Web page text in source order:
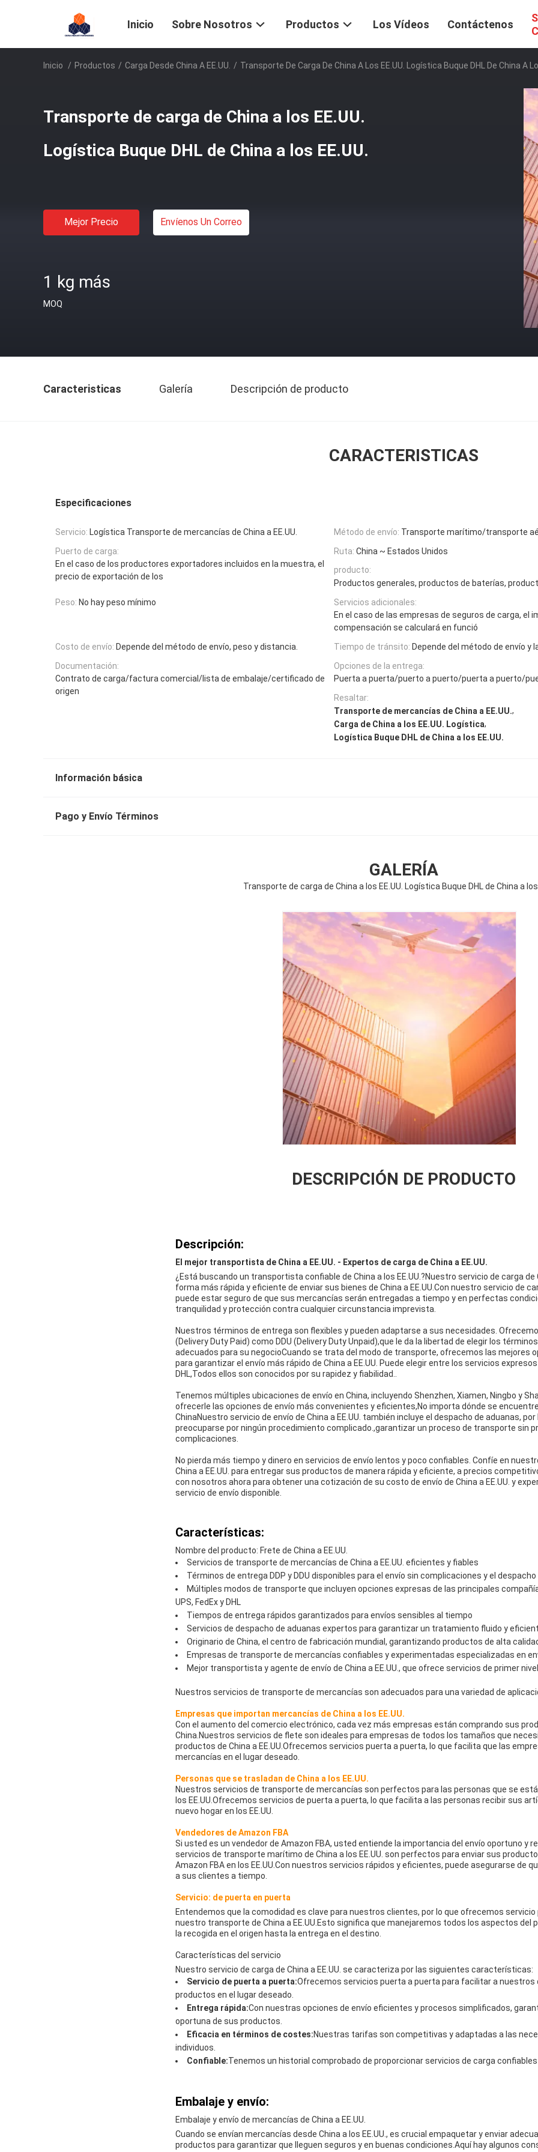
Inicio Sobre Nosotros Productos Los Vídeos Contáctenos
Inicio / Productos / Carga Desde China A EE.UU. / Transporte De Carga De China A Los EE.UU. Logística Buque DHL De China A
Transporte de carga de China a los EE.UU.
Logística Buque DHL de China a los EE.UU.
Mejor Precio Envíenos Un Correo
1 kg más
MOQ
Caracteristicas Galería Descripción de producto
CARACTERISTICAS
Especificaciones
Servicio: Logística Transporte de mercancías de China a EE.UU. Método de envío: Transporte marítimo/transporte
Puerto de carga:
En el caso de los productores exportadores incluidos en la muestra, el
precio de exportación de los
Ruta: China ~ Estados Unidos
producto:
Productos generales, productos de baterías,
Peso: No hay peso mínimo
Servicios adicionales:
En el caso de las empresas de seguros de carga, el
compensación se calculará en funció
Costo de envío: Depende del método de envío, peso y distancia. Tiempo de tránsito: Depende del método de envío y
Documentación:
Contrato de carga/factura comercial/lista de embalaje/certificado de
origen
Opciones de la entrega:
Puerta a puerta/puerto a puerto/puerta a puerto/
Resaltar:
Transporte de mercancías de China a EE.UU.,
Carga de China a los EE.UU. Logística,
Logística Buque DHL de China a los EE.UU.
Información básica
Pago y Envío Términos
GALERÍA
Transporte de carga de China a los EE.UU. Logística Buque DHL de China a los
DESCRIPCIÓN DE PRODUCTO
Descripción:
El mejor transportista de China a EE.UU. - Expertos de carga de China a EE.UU.
¿Está buscando un transportista confiable de China a los EE.UU.?Nuestro servicio de carga de
forma más rápida y eficiente de enviar sus bienes de China a EE.UU.Con nuestro servicio de
puede estar seguro de que sus mercancías serán entregadas a tiempo y en perfectas
tranquilidad y protección contra cualquier circunstancia imprevista.
Nuestros términos de entrega son flexibles y pueden adaptarse a sus necesidades.
(Delivery Duty Paid) como DDU (Delivery Duty Unpaid),que le da la libertad de elegir los
adecuados para su negocioCuando se trata del modo de transporte, ofrecemos las mejores
para garantizar el envío más rápido de China a EE.UU. Puede elegir entre los servicios expresos
DHL,Todos ellos son conocidos por su rapidez y fiabilidad..
Tenemos múltiples ubicaciones de envío en China, incluyendo Shenzhen, Xiamen, Ningbo y
ofrecerle las opciones de envío más convenientes y eficientes,No importa dónde se
ChinaNuestro servicio de envío de China a EE.UU. también incluye el despacho de aduanas,
preocuparse por ningún procedimiento complicado.,garantizar un proceso de transporte sin
complicaciones.
No pierda más tiempo y dinero en servicios de envío lentos y poco confiables. Confíe en
China a EE.UU. para entregar sus productos de manera rápida y eficiente, a precios
con nosotros ahora para obtener una cotización de su costo de envío de China a EE.UU. y
servicio de envío disponible.
Características:
Nombre del producto: Frete de China a EE.UU.
Servicios de transporte de mercancías de China a EE.UU. eficientes y fiables
Términos de entrega DDP y DDU disponibles para el envío sin complicaciones y el
Múltiples modos de transporte que incluyen opciones expresas de las principales
UPS, FedEx y DHL
Tiempos de entrega rápidos garantizados para envíos sensibles al tiempo
Servicios de despacho de aduanas expertos para garantizar un tratamiento fluido y
Originario de China, el centro de fabricación mundial, garantizando productos de alta
Empresas de transporte de mercancías confiables y experimentadas especializadas en
Mejor transportista y agente de envío de China a EE.UU., que ofrece servicios de primer
Nuestros servicios de transporte de mercancías son adecuados para una variedad de
Empresas que importan mercancías de China a los EE.UU.
Con el aumento del comercio electrónico, cada vez más empresas están comprando sus
China.Nuestros servicios de flete son ideales para empresas de todos los tamaños que
productos de China a EE.UU.Ofrecemos servicios puerta a puerta, lo que facilita que las
mercancías en el lugar deseado.
Personas que se trasladan de China a los EE.UU.
Nuestros servicios de transporte de mercancías son perfectos para las personas que se
los EE.UU.Ofrecemos servicios de puerta a puerta, lo que facilita a las personas recibir sus
nuevo hogar en los EE.UU.
Vendedores de Amazon FBA
Si usted es un vendedor de Amazon FBA, usted entiende la importancia del envío oportuno y
servicios de transporte marítimo de China a los EE.UU. son perfectos para enviar sus
Amazon FBA en los EE.UU.Con nuestros servicios rápidos y eficientes, puede asegurarse de
a sus clientes a tiempo.
Servicio: de puerta en puerta
Entendemos que la comodidad es clave para nuestros clientes, por lo que ofrecemos
nuestro transporte de China a EE.UU.Esto significa que manejaremos todos los aspectos del
la recogida en el origen hasta la entrega en el destino.
Características del servicio
Nuestro servicio de carga de China a EE.UU. se caracteriza por las siguientes características:
Servicio de puerta a puerta:Ofrecemos servicios puerta a puerta para facilitar a nuestros
productos en el lugar deseado.
Entrega rápida:Con nuestras opciones de envío eficientes y procesos simplificados,
oportuna de sus productos.
Eficacia en términos de costes:Nuestras tarifas son competitivas y adaptadas a las
individuos.
Confiable:Tenemos un historial comprobado de proporcionar servicios de carga confiables
Embalaje y envío:
Embalaje y envío de mercancías de China a EE.UU.
Cuando se envían mercancías desde China a los EE.UU., es crucial empaquetar y enviar
productos para garantizar que lleguen seguros y en buenas condiciones.Aquí hay algunos